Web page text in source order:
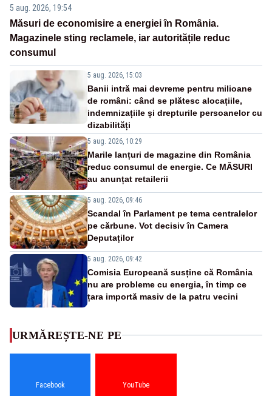
5 aug. 2026, 19:54
Măsuri de economisire a energiei în România.
Magazinele sting reclamele, iar autoritățile reduc
consumul
5 aug. 2026, 15:03
Banii intră mai devreme pentru milioane
de români: când se plătesc alocațiile,
indemnizațiile și drepturile persoanelor cu
dizabilități
5 aug. 2026, 10:29
Marile lanțuri de magazine din România
reduc consumul de energie. Ce MĂSURI
au anunțat retailerii
5 aug. 2026, 09:46
Scandal în Parlament pe tema centralelor
pe cărbune. Vot decisiv în Camera
Deputaților
5 aug. 2026, 09:42
Comisia Europeană susține că România
nu are probleme cu energia, în timp ce
țara importă masiv de la patru vecini
URMĂREȘTE-NE PE
Facebook YouTube